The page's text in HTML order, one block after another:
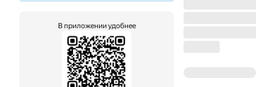
В приложении удобнее